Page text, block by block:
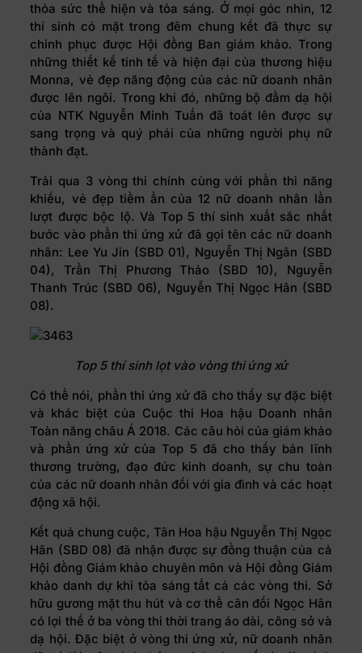
thỏa sức thể hiện và tỏa sáng. Ở mọi góc nhìn, 12
thí sinh có mặt trong đêm chung kết đã thực sự
chinh phục được Hội đồng Ban giám khảo. Trong
những thiết kế tinh tế và hiện đại của thương hiệu
Monna, vẻ đẹp năng động của các nữ doanh nhân
được lên ngôi. Trong khi đó, những bộ đầm dạ hội
của NTK Nguyễn Minh Tuấn đã toát lên được sự
sang trọng và quý phái của những người phụ nữ
thành đạt.
Trải qua 3 vòng thi chính cùng với phần thi năng
khiếu, vẻ đẹp tiềm ẩn của 12 nữ doanh nhân lần
lượt được bộc lộ. Và Top 5 thí sinh xuất sắc nhất
bước vào phần thi ứng xử đã gọi tên các nữ doanh
nhân: Lee Yu Jin (SBD 01), Nguyễn Thị Ngân (SBD
04), Trần Thị Phương Thảo (SBD 10), Nguyễn
Thanh Trúc (SBD 06), Nguyễn Thị Ngọc Hân (SBD
08).
Top 5 thí sinh lọt vào vòng thi ứng xử
Có thể nói, phần thi ứng xử đã cho thấy sự đặc biệt
và khác biệt của Cuộc thi Hoa hậu Doanh nhân
Toàn năng châu Á 2018. Các câu hỏi của giám khảo
và phần ứng xử của Top 5 đã cho thấy bản lĩnh
thương trường, đạo đức kinh doanh, sự chu toàn
của các nữ doanh nhân đối với gia đình và các hoạt
động xã hội.
Kết quả chung cuộc, Tân Hoa hậu Nguyễn Thị Ngọc
Hân (SBD 08) đã nhận được sự đồng thuận của cả
Hội đồng Giám khảo chuyên môn và Hội đồng Giám
khảo danh dự khi tỏa sáng tất cả các vòng thi. Sở
hữu gương mặt thu hút và cơ thể cân đối Ngọc Hân
có lợi thế ở ba vòng thi thời trang áo dài, công sở và
dạ hội. Đặc biệt ở vòng thi ứng xử, nữ doanh nhân